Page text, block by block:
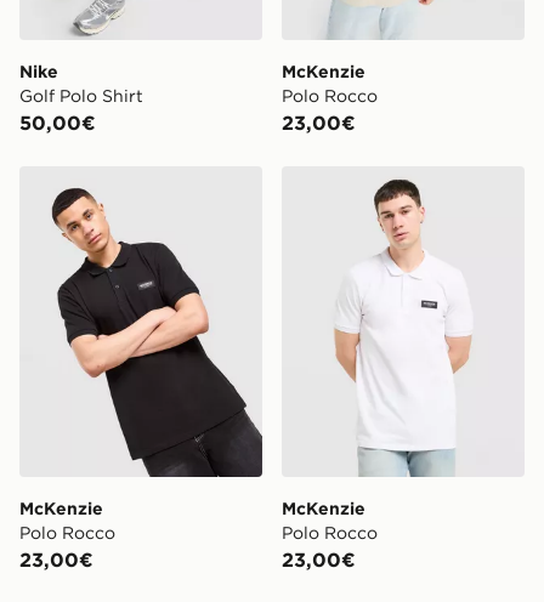
Nike
Golf Polo Shirt
50,00€
McKenzie
Polo Rocco
23,00€
McKenzie
Polo Rocco
23,00€
McKenzie Polo Rocco
McKenzie
Polo Rocco
23,00€